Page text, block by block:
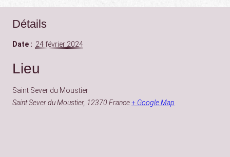
Détails
Date : 24 février 2024
Lieu
Saint Sever du Moustier
Saint Sever du Moustier, 12370 France+ Google Map